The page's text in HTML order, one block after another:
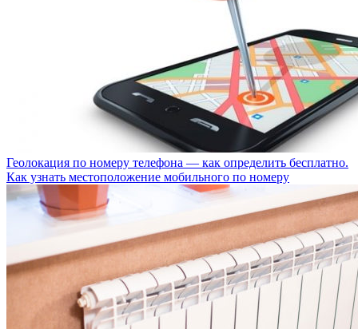
Геолокация по номеру телефона — как определить бесплатно.
Как узнать местоположение мобильного по номеру